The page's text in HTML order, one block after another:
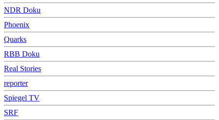
NDR Doku
Phoenix
Quarks
RBB Doku
Real Stories
reporter
Spiegel TV
SRF